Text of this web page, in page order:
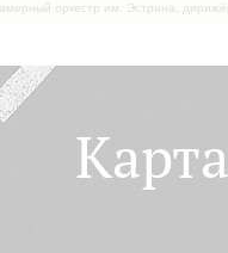
оркестр им. Эстрина,